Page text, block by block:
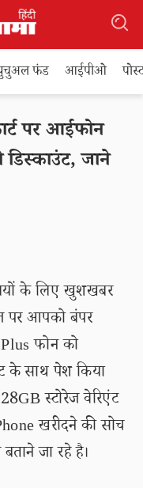
फंड आईपीओ
पर आईफोन
डिस्काउंट, जाने
के लिए खुशखबर
पर आपको बंपर
फोन को
के साथ पेश किया
स्टोरेज वेरिएंट
खरीदने की सोच
जा रहे है।